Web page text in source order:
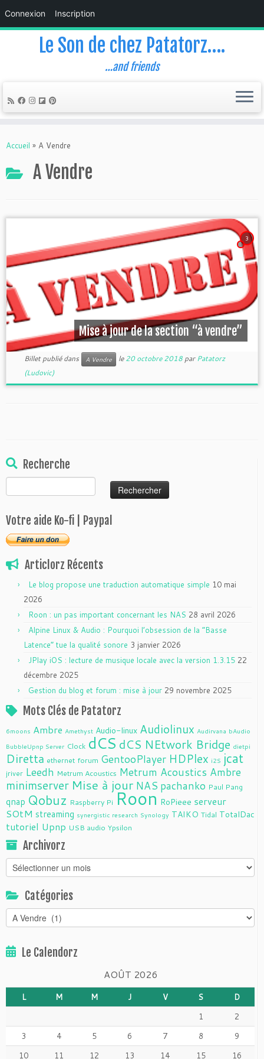
Connexion Inscription
Le Son de chez Patatorz….
…and friends
Accueil » A Vendre
A Vendre
3
Mise à jour de la section “à vendre”
Billet publié dans A Vendre le20 octobre 2018 parPatatorz
(Ludovic)
Recherche
Votre aide Ko-fi | Paypal
Articlorz Récents
Le blog propose une traduction automatique simple 10 mai
2026
Roon : un pas important concernant les NAS 28 avril 2026
Alpine Linux & Audio : Pourquoi l’obsession de la “Basse
Latence” tue la qualité sonore 3 janvier 2026
JPlay iOS : lecture de musique locale avec la version 1.3.15 22
décembre 2025
Gestion du blog et forum : mise à jour 29 novembre 2025
Mots Clés de Patatorz
6moons Ambre Amethyst Audio-linux Audiolinux Audirvana bAudio
BubbleUpnp Server Clock dCS dCS NEtwork Bridge dietpi
Diretta ethernet forum GentooPlayer HDPlex i2S jcat
jriver Leedh Metrum Acoustics Metrum Acoustics Ambre
minimserver Mise à jour NAS pachanko Paul Pang
qnap Qobuz Raspberry Pi Roon RoPieee serveur
SOtM streaming synergistic research Synology TAIKO Tidal TotalDac
tutoriel Upnp USB audio Ypsilon
Archivorz
Archivorz
Catégories
Catégories
Le Calendorz
AOÛT 2026
L M M J V S
D
1
2
3
4 5 6 7 8
9
10
11 12 13 14 15 16